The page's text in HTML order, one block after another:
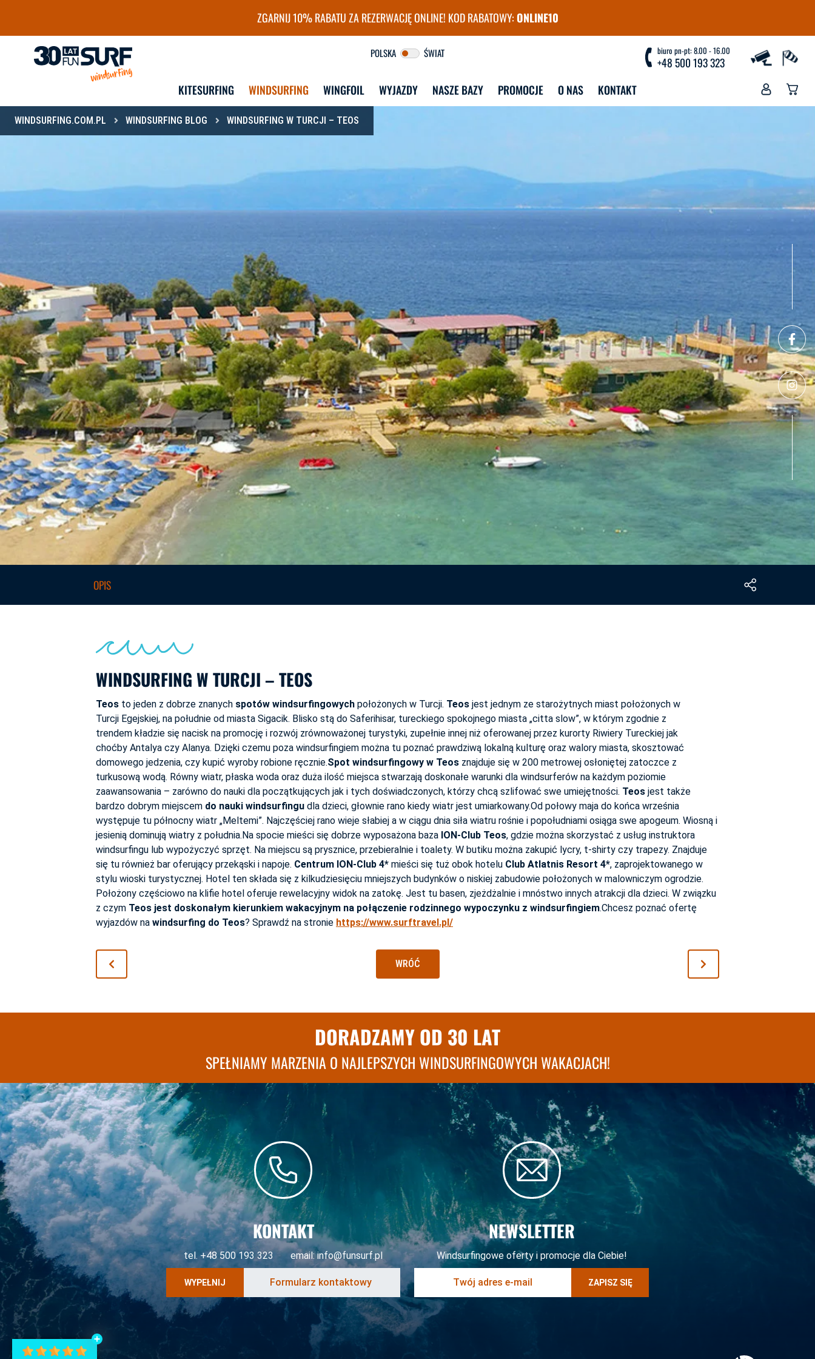
ZGARNIJ 10% RABATU ZA REZERWACJĘ ONLINE! KOD RABATOWY:ONLINE10
POLSKA ŚWIAT biuro pn-pt: 8.00 - 16.00
+48 500 193 323
KITESURFING WINDSURFING
DLA DZIECI
KURSY INDYWIDUALNE
DLA MŁODZIEŻY DLA STUDENTÓW
STUDENT CAMP
STUDENT CAMP
KURSY INDYWIDUALNE
LEKCJE INDYWIDUALNE
KURS INSTRUKTORSKI
KURSY GRUPOWE
KURS INSTRUKTORSKI
PATENT VDWS
ZAGRANICZNE NA
WINGFOILA
ZAGRANICZNE NA KITE
PRZECHOWALNIA
WINGFOIL WYJAZDY NASZE BAZY PROMOCJE O NAS KONTAKT
WINDSURFING.COM.PL WINDSURFING BLOG WINDSURFING W TURCJI – TEOS
OPIS
WINDSURFING W TURCJI – TEOS
Teos to jeden z dobrze znanych spotów windsurfingowych położonych w Turcji. Teos jest jednym ze starożytnych miast położonych w
Turcji Egejskiej, na południe od miasta Sigacik. Blisko stą do Saferihisar, tureckiego spokojnego miasta „citta slow”, w którym zgodnie z
trendem kładzie się nacisk na promocję i rozwój zrównoważonej turystyki, zupełnie innej niż oferowanej przez kurorty Riwiery Tureckiej jak
choćby Antalya czy Alanya. Dzięki czemu poza windsurfingiem można tu poznać prawdziwą lokalną kulturę oraz walory miasta, skosztować
domowego jedzenia, czy kupić wyroby robione ręcznie.Spot windsurfingowy w Teos znajduje się w 200 metrowej osłoniętej zatoczce z
turkusową wodą. Równy wiatr, płaska woda oraz duża ilość miejsca stwarzają doskonałe warunki dla windsurferów na każdym poziomie
zaawansowania – zarówno do nauki dla początkujących jak i tych doświadczonych, którzy chcą szlifować swe umiejętności. Teos jest także
bardzo dobrym miejscem do nauki windsurfingu dla dzieci, głownie rano kiedy wiatr jest umiarkowany.Od połowy maja do końca września
występuje tu północny wiatr „Meltemi”. Najczęściej rano wieje słabiej a w ciągu dnia siła wiatru rośnie i popołudniami osiąga swe apogeum. Wiosną i
jesienią dominują wiatry z południa.Na spocie mieści się dobrze wyposażona baza ION-Club Teos, gdzie można skorzystać z usług instruktora
windsurfingu lub wypożyczyć sprzęt. Na miejscu są prysznice, przebieralnie i toalety. W butiku można zakupić lycry, t-shirty czy trapezy. Znajduje
się tu również bar oferujący przekąski i napoje. Centrum ION-Club 4* mieści się tuż obok hotelu Club Atlatnis Resort 4*, zaprojektowanego w
stylu wioski turystycznej. Hotel ten składa się z kilkudziesięciu mniejszych budynków o niskiej zabudowie położonych w malowniczym ogrodzie.
Położony częściowo na klifie hotel oferuje rewelacyjny widok na zatokę. Jest tu basen, zjeżdżalnie i mnóstwo innych atrakcji dla dzieci. W związku
z czym Teos jest doskonałym kierunkiem wakacyjnym na połączenie rodzinnego wypoczynku z windsurfingiem.Chcesz poznać ofertę
wyjazdów na windsurfing do Teos? Sprawdź na stronie https://www.surftravel.pl/
WRÓĆ
DORADZAMY OD 30 LAT
SPEŁNIAMY MARZENIA O NAJLEPSZYCH WINDSURFINGOWYCH WAKACJACH!
KONTAKT
tel. +48 500 193 323 email:info@funsurf.pl
WYPEŁNIJ
NEWSLETTER
Windsurfingowe oferty i promocje dla Ciebie!
ZAPISZ SIĘ